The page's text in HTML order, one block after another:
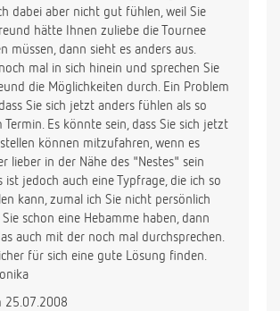
dabei aber nicht gut fühlen, weil Sie
hätte Ihnen zuliebe die Tournee
müssen, dann sieht es anders aus.
mal in sich hinein und sprechen Sie
die Möglichkeiten durch. Ein Problem
Sie sich jetzt anders fühlen als so
Termin. Es könnte sein, dass Sie sich jetzt
können mitzufahren, wenn es
lieber in der Nähe des "Nestes" sein
ist jedoch auch eine Typfrage, die ich so
kann, zumal ich Sie nicht persönlich
Sie schon eine Hebamme haben, dann
auch mit der noch mal durchsprechen.
für sich eine gute Lösung finden.
25.07.2008